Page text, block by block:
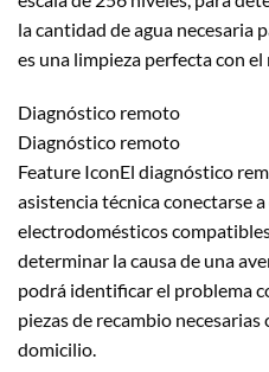
la cantidad de agua necesaria
es una limpieza perfecta con
Diagnóstico remoto
Diagnóstico remoto
Feature IconEl diagnóstico
asistencia técnica conectarse
electrodomésticos
determinar la causa de una
podrá identificar el problema
piezas de recambio necesarias
domicilio.